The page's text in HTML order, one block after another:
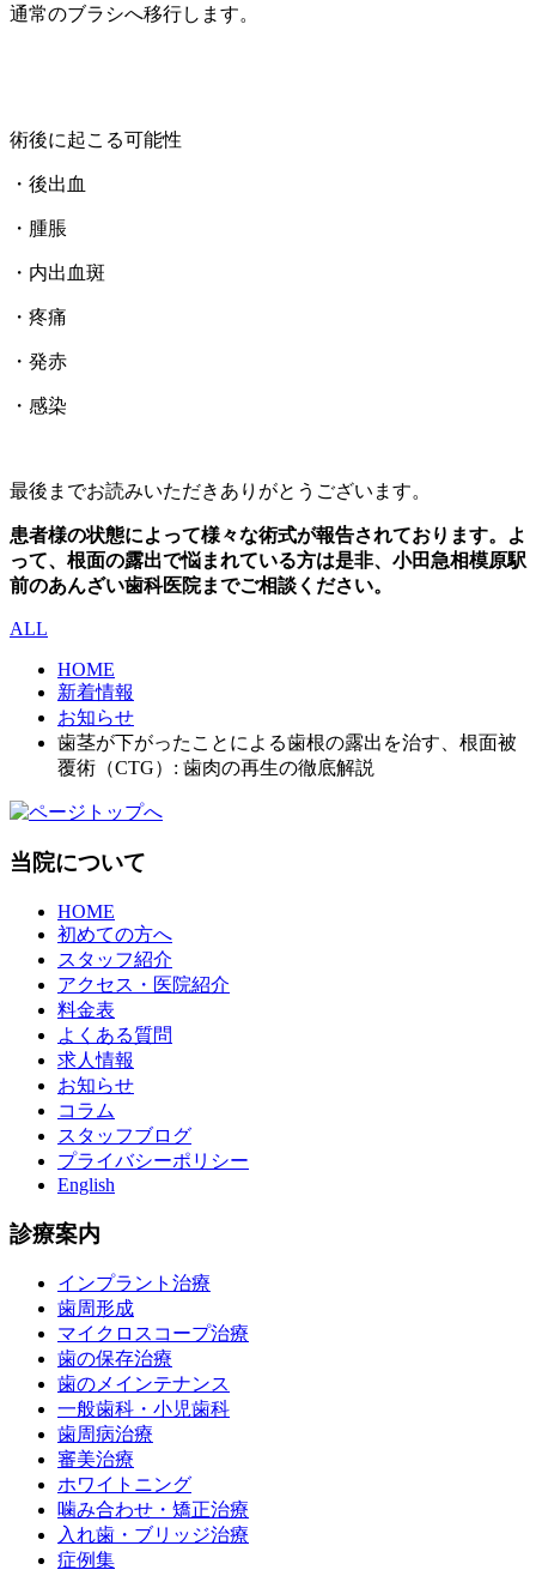
通常のブラシへ移行します。
術後に起こる可能性
・後出血
・腫脹
・内出血斑
・疼痛
・発赤
・感染
最後までお読みいただきありがとうございます。
患者様の状態によって様々な術式が報告されております。よ
って、根面の露出で悩まれている方は是非、小田急相模原駅
前のあんざい歯科医院までご相談ください。
ALL
HOME
新着情報
お知らせ
歯茎が下がったことによる歯根の露出を治す、根面被
覆術（CTG）: 歯肉の再生の徹底解説
当院について
HOME
初めての方へ
スタッフ紹介
アクセス・医院紹介
料金表
よくある質問
求人情報
お知らせ
コラム
スタッフブログ
プライバシーポリシー
English
診療案内
インプラント治療
歯周形成
マイクロスコープ治療
歯の保存治療
歯のメインテナンス
一般歯科・小児歯科
歯周病治療
審美治療
ホワイトニング
噛み合わせ・矯正治療
入れ歯・ブリッジ治療
症例集